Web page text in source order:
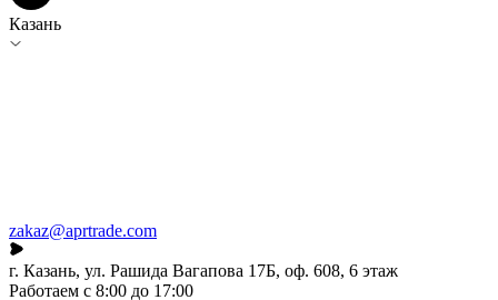
Казань
zakaz@aprtrade.com
г. Казань, ул. Рашида Вагапова 17Б, оф. 608, 6 этаж
Работаем с 8:00 до 17:00